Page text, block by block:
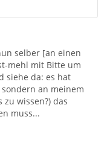
selber [an einen
mehl mit Bitte um
siehe da: es hat
an meinem
wissen?) das
muss...